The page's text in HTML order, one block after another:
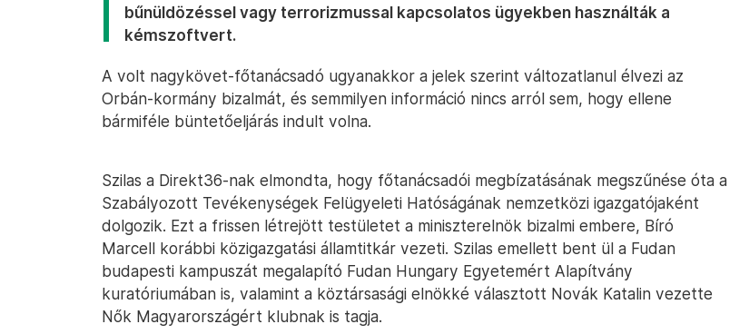
bűnüldözéssel vagy terrorizmussal kapcsolatos ügyekben használták a
kémszoftvert.
A volt nagykövet-főtanácsadó ugyanakkor a jelek szerint változatlanul élvezi az
Orbán-kormány bizalmát, és semmilyen információ nincs arról sem, hogy ellene
bármiféle büntetőeljárás indult volna.
Szilas a Direkt36-nak elmondta, hogy főtanácsadói megbízatásának megszűnése óta a
Szabályozott Tevékenységek Felügyeleti Hatóságának nemzetközi igazgatójaként
dolgozik. Ezt a frissen létrejött testületet a miniszterelnök bizalmi embere, Bíró
Marcell korábbi közigazgatási államtitkár vezeti. Szilas emellett bent ül a Fudan
budapesti kampuszát megalapító Fudan Hungary Egyetemért Alapítvány
kuratóriumában is, valamint a köztársasági elnökké választott Novák Katalin vezette
Nők Magyarországért klubnak is tagja.